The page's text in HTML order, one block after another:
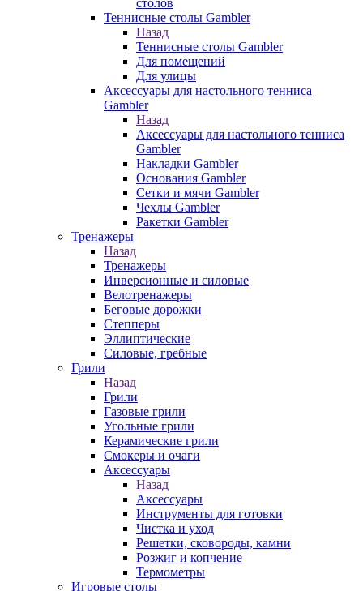
столов
Теннисные столы Gambler
Назад
Теннисные столы Gambler
Для помещений
Для улицы
Аксессуары для настольного тенниса
Gambler
Назад
Аксессуары для настольного тенниса
Gambler
Накладки Gambler
Основания Gambler
Сетки и мячи Gambler
Чехлы Gambler
Ракетки Gambler
Тренажеры
Назад
Тренажеры
Инверсионные и силовые
Велотренажеры
Беговые дорожки
Степперы
Эллиптические
Силовые, гребные
Грили
Назад
Грили
Газовые грили
Угольные грили
Керамические грили
Смокеры и очаги
Аксессуары
Назад
Аксессуары
Инструменты для готовки
Чистка и уход
Решетки, сковороды, камни
Розжиг и копчение
Термометры
Игровые столы